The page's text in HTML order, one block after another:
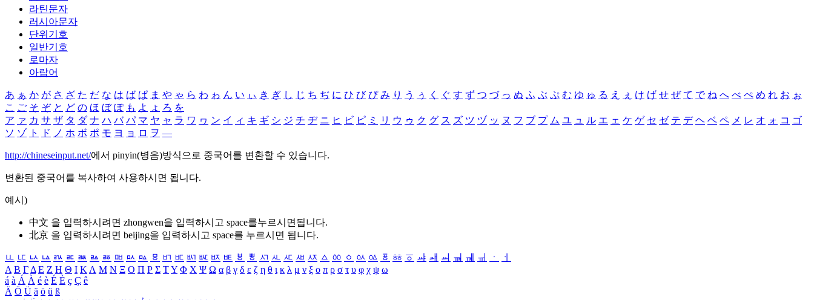
라틴문자
러시아문자
단위기호
일반기호
로마자
아랍어
あ ぁ か が さ ざ た だ な は ば ぱ ま や ゃ ら わ ゎ ん い ぃ き ぎ し じ ち ぢ に ひ び ぴ み り う ぅ く ぐ す ず つ づ っ ぬ ふ ぶ ぷ む ゆ ゅ る え ぇ け げ せ ぜ て で ね へ べ ぺ め れ お ぉ
こ ご そ ぞ と ど の ほ ぼ ぽ も よ ょ ろ を
ア ァ カ サ ザ タ ダ ナ ハ バ パ マ ヤ ャ ラ ワ ヮ ン イ ィ キ ギ シ ジ チ ヂ ニ ヒ ビ ピ ミ リ ウ ゥ ク グ ス ズ ツ ヅ ッ ヌ フ ブ プ ム ユ ュ ル エ ェ ケ ゲ セ ゼ テ デ ヘ ベ ペ メ レ オ ォ コ ゴ
ソ ゾ ト ド ノ ホ ボ ポ モ ヨ ョ ロ ヲ ―
http://chineseinput.net/에서 pinyin(병음)방식으로 중국어를 변환할 수 있습니다.
변환된 중국어를 복사하여 사용하시면 됩니다.
예시)
中文 을 입력하시려면 zhongwen을 입력하시고 space를누르시면됩니다.
北京 을 입력하시려면 beijing을 입력하시고 space를 누르시면 됩니다.
ㅥ ㅦ ㅧ ㅨ ㅩ ㅪ ㅫ ㅬ ㅭ ㅮ ㅯ ㅰ ㅱ ㅲ ㅳ ㅴ ㅵ ㅶ ㅷ ㅸ ㅹ ㅺ ㅻ ㅼ ㅽ ㅾ ㅿ ㆀ ㆁ ㆂ ㆃ ㆄ ㆅ ㆆ ㆇ ㆈ ㆉ ㆊ ㆋ ㆌ ㆍ
ㆎ
Α Β ΓΔ Ε Ζ Η Θ Ι ΚΛ Μ Ν Ξ Ο Π Ρ Σ ΤΥ Φ Χ Ψ Ω α β γ δ ε ζ η θ ι κ λ μ ν ξ ο π ρ σ τ υ φ χ ψ ω
á à Á À é è É È ç Ç ê
Ä Ö Ü ä ö ü ß